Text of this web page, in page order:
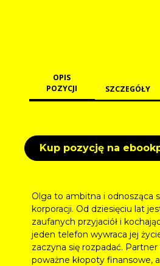
OPIS
POZYCJI
SZCZEGÓŁY
Kup pozycję na
Olga to ambitna i odnosząca
korporacji. Od dziesięciu lat
zaufanych przyjaciół i
jeden telefon wywraca jej
zaczyna się rozpadać.
poważne kłopoty finansowe,